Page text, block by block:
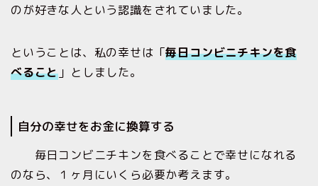
のが好きな人という認識をされていました。
ということは、私の幸せは「毎日コンビニチキンを食
べること 」としました。
自分の幸せをお金に換算する
毎日コンビニチキンを食べることで幸せになれる
のなら、１ヶ月にいくら必要か考えます。